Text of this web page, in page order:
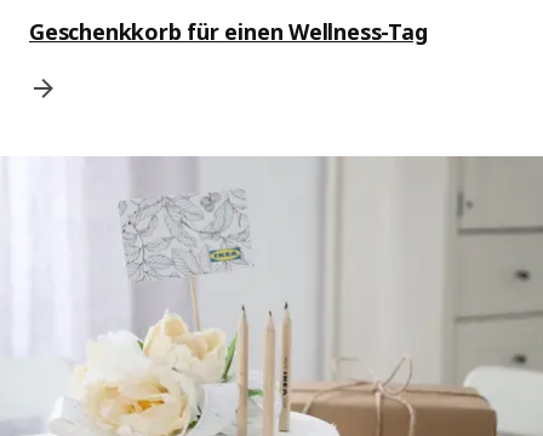
Geschenkkorb für einen Wellness-Tag